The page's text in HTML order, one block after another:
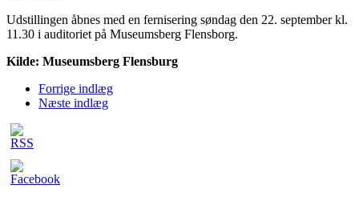
Udstillingen åbnes med en fernisering søndag den 22. september kl.
11.30 i auditoriet på Museumsberg Flensborg.
Kilde: Museumsberg Flensburg
Forrige indlæg
Næste indlæg